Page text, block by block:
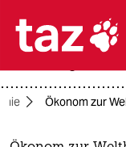

krieg in der
Ökonom zur